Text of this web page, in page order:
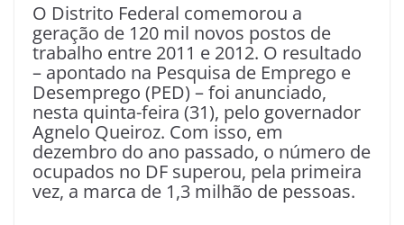
O Distrito Federal comemorou a
geração de 120 mil novos postos de
trabalho entre 2011 e 2012. O resultado
– apontado na Pesquisa de Emprego e
Desemprego (PED) – foi anunciado,
nesta quinta-feira (31), pelo governador
Agnelo Queiroz. Com isso, em
dezembro do ano passado, o número de
ocupados no DF superou, pela primeira
vez, a marca de 1,3 milhão de pessoas.